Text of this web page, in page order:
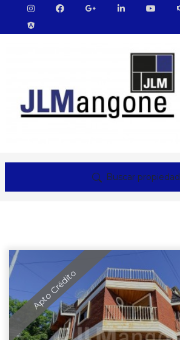
Buscar propiedad
Apto Crédito